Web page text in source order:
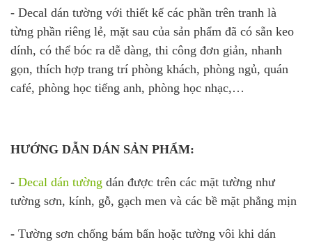
- Decal dán tường với thiết kế các phần trên tranh là
từng phần riêng lẻ, mặt sau của sản phẩm đã có sẵn keo
dính, có thể bóc ra dễ dàng, thi công đơn giản, nhanh
gọn, thích hợp trang trí phòng khách, phòng ngủ, quán
café, phòng học tiếng anh, phòng học nhạc,…
HƯỚNG DẪN DÁN SẢN PHẨM:
- Decal dán tường dán được trên các mặt tường như
tường sơn, kính, gỗ, gạch men và các bề mặt phẳng mịn
- Tường sơn chống bám bẩn hoặc tường vôi khi dán